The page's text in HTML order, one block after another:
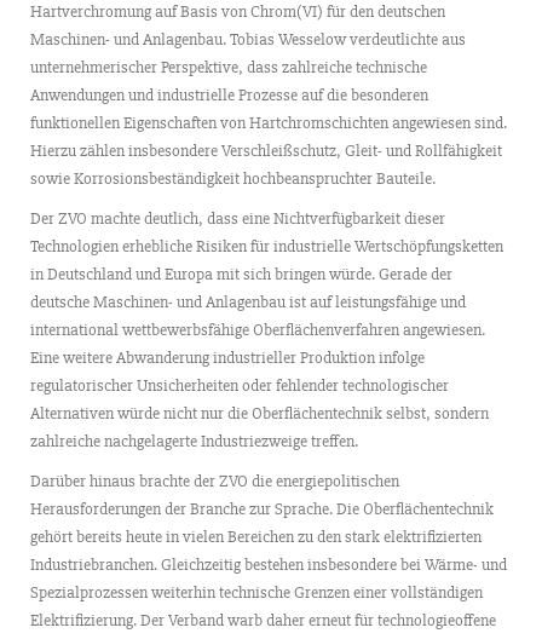
Hartverchromung auf Basis von Chrom(VI) für den deutschen
Maschinen- und Anlagenbau. Tobias Wesselow verdeutlichte aus
unternehmerischer Perspektive, dass zahlreiche technische
Anwendungen und industrielle Prozesse auf die besonderen
funktionellen Eigenschaften von Hartchromschichten angewiesen sind.
Hierzu zählen insbesondere Verschleißschutz, Gleit- und Rollfähigkeit
sowie Korrosionsbeständigkeit hochbeanspruchter Bauteile.
Der ZVO machte deutlich, dass eine Nichtverfügbarkeit dieser
Technologien erhebliche Risiken für industrielle Wertschöpfungsketten
in Deutschland und Europa mit sich bringen würde. Gerade der
deutsche Maschinen- und Anlagenbau ist auf leistungsfähige und
international wettbewerbsfähige Oberflächenverfahren angewiesen.
Eine weitere Abwanderung industrieller Produktion infolge
regulatorischer Unsicherheiten oder fehlender technologischer
Alternativen würde nicht nur die Oberflächentechnik selbst, sondern
zahlreiche nachgelagerte Industriezweige treffen.
Darüber hinaus brachte der ZVO die energiepolitischen
Herausforderungen der Branche zur Sprache. Die Oberflächentechnik
gehört bereits heute in vielen Bereichen zu den stark elektrifizierten
Industriebranchen. Gleichzeitig bestehen insbesondere bei Wärme- und
Spezialprozessen weiterhin technische Grenzen einer vollständigen
Elektrifizierung. Der Verband warb daher erneut für technologieoffene